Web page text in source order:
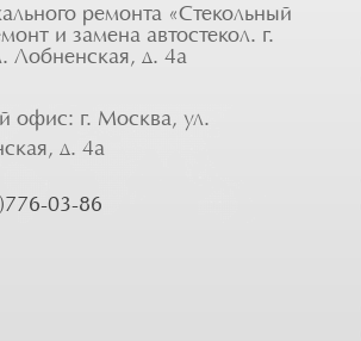
ремонта «Стекольный
и замена автостекол. г.
Лобненская, д. 4а
офис: г. Москва, ул.
д. 4а
03-86